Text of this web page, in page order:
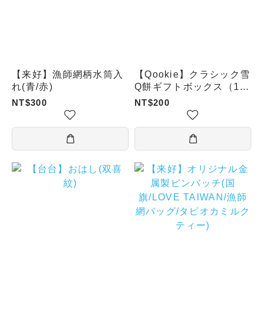
【来好】漁師網柄水筒入
れ(青/赤)
NT$300
【Qookie】クラシック雪
Q餅ギフトボックス（10
個入り）
NT$200